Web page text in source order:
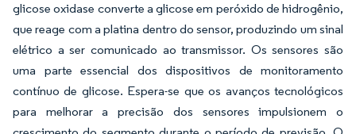
glicose oxidase converte a glicose em peróxido de hidrogênio,
que reage com a platina dentro do sensor, produzindo um sinal
elétrico a ser comunicado ao transmissor. Os sensores são
uma parte essencial dos dispositivos de monitoramento
contínuo de glicose. Espera-se que os avanços tecnológicos
para melhorar a precisão dos sensores impulsionem o